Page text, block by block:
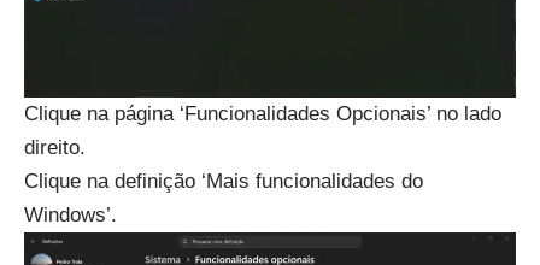
Clique na página ‘Funcionalidades Opcionais’ no lado
direito.
Clique na definição ‘Mais funcionalidades do
Windows’.